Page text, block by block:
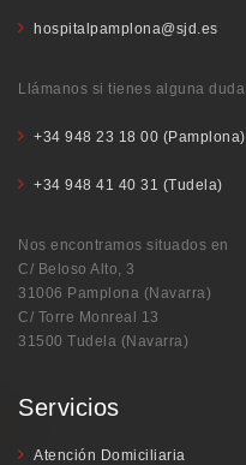
hospitalpamplona@sjd.es
Llámanos si tienes alguna duda
+34 948 23 18 00 (Pamplona)
+34 948 41 40 31 (Tudela)
Nos encontramos situados en
C/ Beloso Alto, 3
31006 Pamplona (Navarra)
C/ Torre Monreal 13
31500 Tudela (Navarra)
Servicios
Atención Domiciliaria